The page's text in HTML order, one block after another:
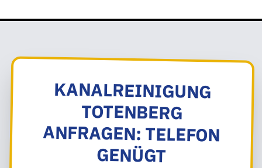
KANALREINIGUNG
TOTENBERG
ANFRAGEN: TELEFON
GENÜGT